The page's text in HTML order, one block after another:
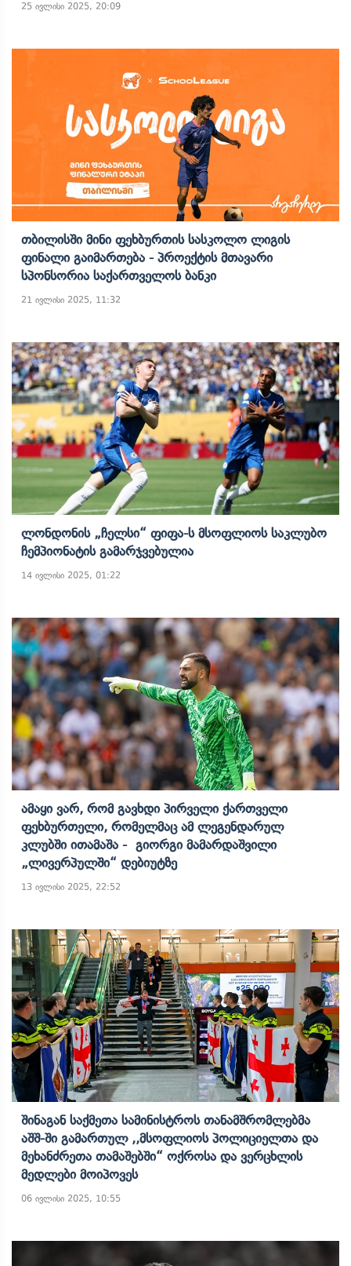
25 ივლისი 2025, 20:09
Თბილისში Მინი Ფეხბურთის Სასკოლო Ლიგის
Ფინალი Გაიმართება - Პროექტის Მთავარი
Სპონსორია Საქართველოს Ბანკი
21 ივლისი 2025, 11:32
Ლონდონის „ჩელსი“ Ფიფა-Ს Მსოფლიოს Საკლუბო
Ჩემპიონატის Გამარჯვებულია
14 ივლისი 2025, 01:22
Ამაყი Ვარ, Რომ Გავხდი Პირველი Ქართველი
Ფეხბურთელი, Რომელმაც Ამ Ლეგენდარულ
Კლუბში Ითამაშა - Გიორგი Მამარდაშვილი
„ლივერპულში“ Დებიუტზე
13 ივლისი 2025, 22:52
Შინაგან Საქმეთა Სამინისტროს Თანამშრომლებმა
Აშშ-Ში Გამართულ ,,მსოფლიოს Პოლიციელთა Და
Მეხანძრეთა Თამაშებში“ Ოქროსა Და Ვერცხლის
Მედლები Მოიპოვეს
06 ივლისი 2025, 10:55